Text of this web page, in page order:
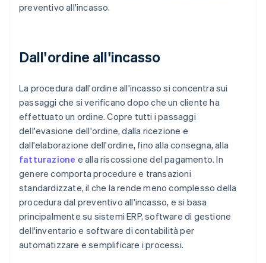
preventivo all'incasso.
Dall'ordine all'incasso
La procedura dall'ordine all'incasso si concentra sui
passaggi che si verificano dopo che un cliente ha
effettuato un ordine. Copre tutti i passaggi
dell'evasione dell'ordine, dalla ricezione e
dall'elaborazione dell'ordine, fino alla consegna, alla
fatturazione e alla riscossione del pagamento. In
genere comporta procedure e transazioni
standardizzate, il che la rende meno complesso della
procedura dal preventivo all'incasso, e si basa
principalmente su sistemi ERP, software di gestione
dell'inventario e software di contabilità per
automatizzare e semplificare i processi.